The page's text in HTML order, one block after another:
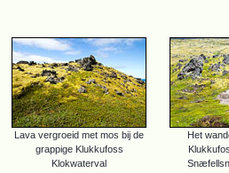
Lava vergroeid met mos bij de
grappige Klukkufoss
Klokwaterval
Het